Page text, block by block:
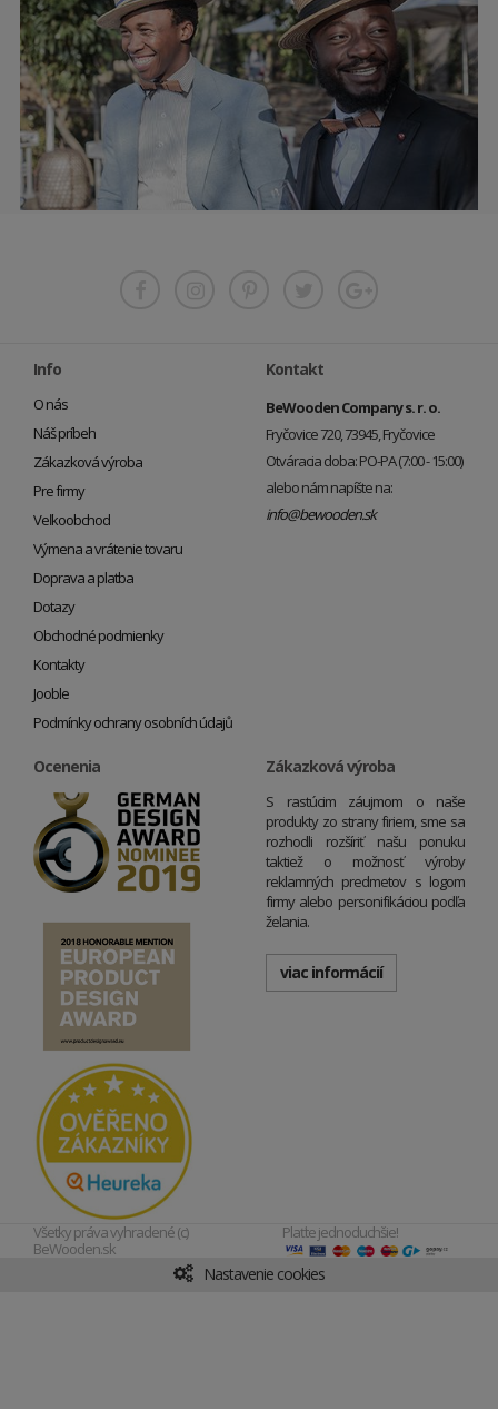
Info
O nás
Náš príbeh
Zákazková výroba
Pre firmy
Veľkoobchod
Výmena a vrátenie tovaru
Doprava a platba
Dotazy
Obchodné podmienky
Kontakty
Jooble
Podmínky ochrany osobních údajů
Kontakt
BeWooden Company s. r. o.
Fryčovice 720, 73945, Fryčovice
Otváracia doba: PO-PA (7:00 - 15:00)
alebo nám napíšte na:
info@bewooden.sk
Ocenenia Zákazková výroba
S rastúcim záujmom o naše
produkty zo strany firiem, sme sa
rozhodli rozšíriť našu ponuku
taktiež o možnosť výroby
reklamných predmetov s logom
firmy alebo personifikáciou podľa
želania.
viac informácií
Všetky práva vyhradené (c)
BeWooden.sk
Plaťte jednoduchšie!
Nastavenie cookies